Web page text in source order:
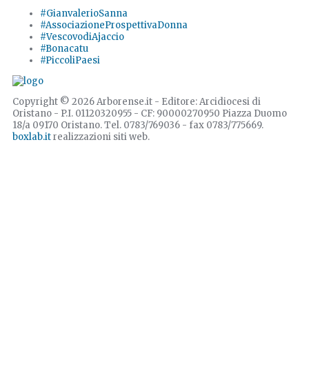
#GianvalerioSanna
#AssociazioneProspettivaDonna
#VescovodiAjaccio
#Bonacatu
#PiccoliPaesi
Copyright © 2026 Arborense.it - Editore: Arcidiocesi di
Oristano - P.I. 01120320955 - CF: 90000270950 Piazza Duomo
18/a 09170 Oristano. Tel. 0783/769036 - fax 0783/775669.
boxlab.itrealizzazioni siti web.